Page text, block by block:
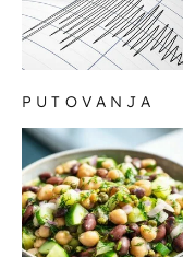
PUTOVANJA